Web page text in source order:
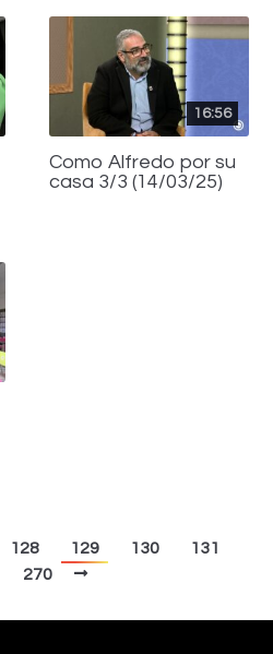
16:56
Como Alfredo por su
casa 3/3 (14/03/25)
128 129 130
131
270